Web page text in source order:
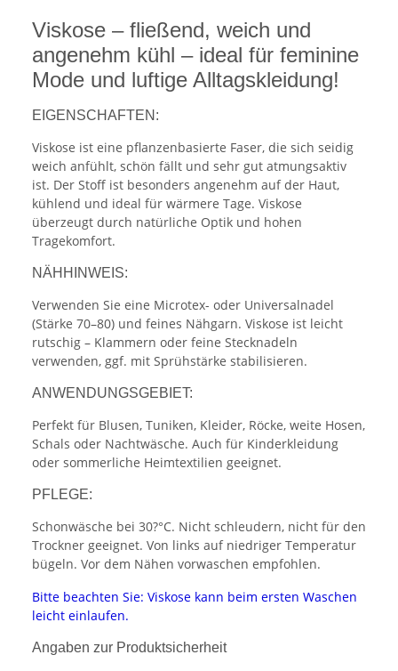
Viskose – fließend, weich und
angenehm kühl – ideal für feminine
Mode und luftige Alltagskleidung!
EIGENSCHAFTEN:
Viskose ist eine pflanzenbasierte Faser, die sich seidig
weich anfühlt, schön fällt und sehr gut atmungsaktiv
ist. Der Stoff ist besonders angenehm auf der Haut,
kühlend und ideal für wärmere Tage. Viskose
überzeugt durch natürliche Optik und hohen
Tragekomfort.
NÄHHINWEIS:
Verwenden Sie eine Microtex- oder Universalnadel
(Stärke 70–80) und feines Nähgarn. Viskose ist leicht
rutschig – Klammern oder feine Stecknadeln
verwenden, ggf. mit Sprühstärke stabilisieren.
ANWENDUNGSGEBIET:
Perfekt für Blusen, Tuniken, Kleider, Röcke, weite Hosen,
Schals oder Nachtwäsche. Auch für Kinderkleidung
oder sommerliche Heimtextilien geeignet.
PFLEGE:
Schonwäsche bei 30?°C. Nicht schleudern, nicht für den
Trockner geeignet. Von links auf niedriger Temperatur
bügeln. Vor dem Nähen vorwaschen empfohlen.
Bitte beachten Sie: Viskose kann beim ersten Waschen
leicht einlaufen.
Angaben zur Produktsicherheit